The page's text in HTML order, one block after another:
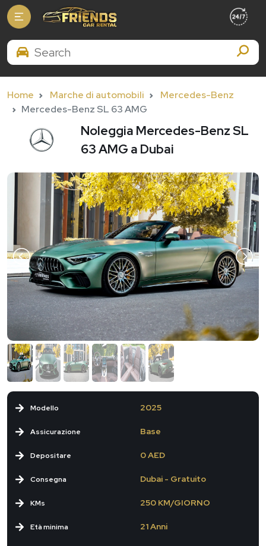
Search Brands
Home Marche di automobili
Mercedes-Benz
Mercedes-Benz SL 63 AMG
Noleggia Mercedes-Benz SL
63 AMG a Dubai
Modello
Assicurazione
Depositare
2025
Base
0 AED
Consegna
KMs
Età minima
Dubai - Gratuito
250 KM/GIORNO
21 Anni